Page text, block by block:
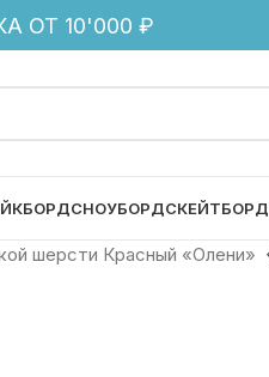
ОТ 10'000 ₽
СНОУБОРДСКЕЙТБОРД
шерсти Красный «Олени»